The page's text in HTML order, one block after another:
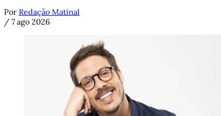
Por Redação Matinal
/ 7 ago 2026